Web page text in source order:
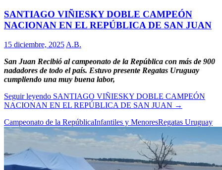
SANTIAGO VIÑIESKY DOBLE CAMPEÓN
NACIONAN EN EL REPÚBLICA DE SAN JUAN
15 diciembre, 2025 A.B.
San Juan Recibió al campeonato de la República con más de 900
nadadores de todo el país. Estuvo presente Regatas Uruguay
cumpliendo una muy buena labor,
Seguir leyendo SANTIAGO VIÑIESKY DOBLE CAMPEÓN
NACIONAN EN EL REPÚBLICA DE SAN JUAN →
Campeonato de la RepúblicaInfantiles y MenoresRegatas Uruguay